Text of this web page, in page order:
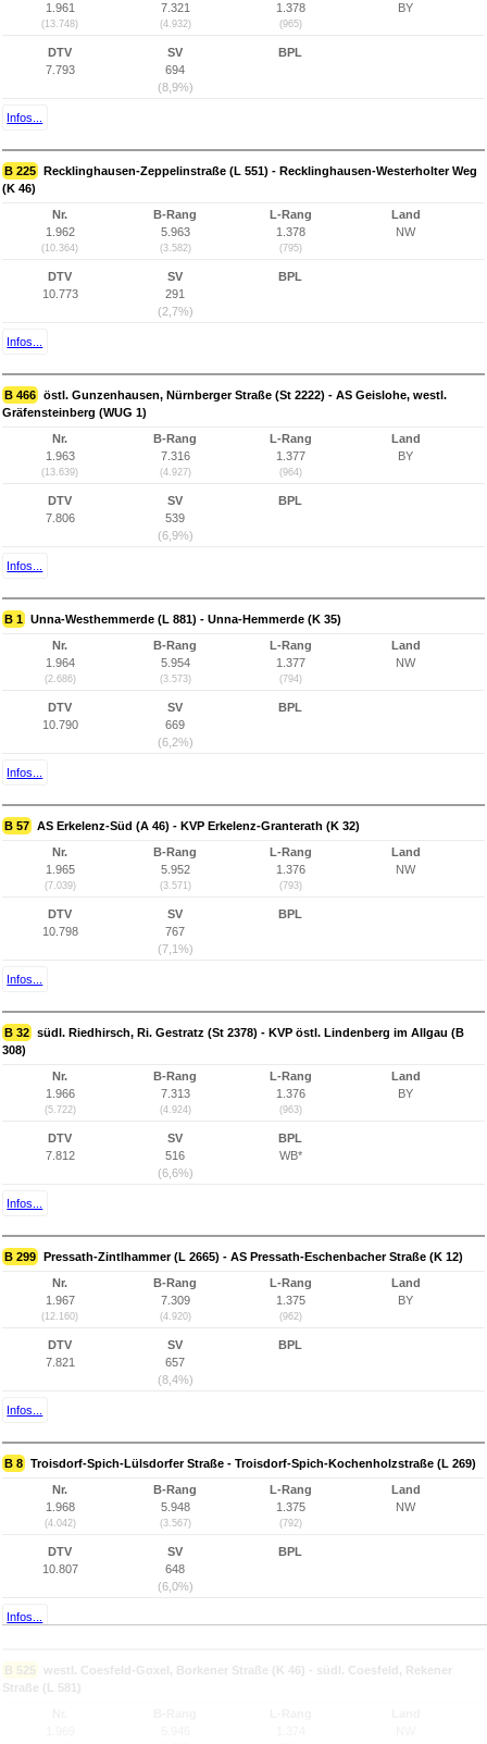
1.961
(13.748)
7.321
(4.932)
1.378
(965)
BY
DTV
7.793
SV
694
(8,9%)
BPL
Infos...
B 225 Recklinghausen-Zeppelinstraße (L 551) - Recklinghausen-Westerholter Weg
(K 46)
Nr.
1.962
(10.364)
B-Rang
5.963
(3.582)
L-Rang
1.378
(795)
Land
NW
DTV
10.773
SV
291
(2,7%)
BPL
Infos...
B 466 östl. Gunzenhausen, Nürnberger Straße (St 2222) - AS Geislohe, westl.
Gräfensteinberg (WUG 1)
Nr.
1.963
(13.639)
B-Rang
7.316
(4.927)
L-Rang
1.377
(964)
Land
BY
DTV
7.806
SV
539
(6,9%)
BPL
Infos...
B 1 Unna-Westhemmerde (L 881) - Unna-Hemmerde (K 35)
Nr.
1.964
(2.686)
B-Rang
5.954
(3.573)
L-Rang
1.377
(794)
Land
NW
DTV
10.790
SV
669
(6,2%)
BPL
Infos...
B 57 AS Erkelenz-Süd (A 46) - KVP Erkelenz-Granterath (K 32)
Nr.
1.965
(7.039)
B-Rang
5.952
(3.571)
L-Rang
1.376
(793)
Land
NW
DTV
10.798
SV
767
(7,1%)
BPL
Infos...
B 32 südl. Riedhirsch, Ri. Gestratz (St 2378) - KVP östl. Lindenberg im Allgau (B
308)
Nr.
1.966
(5.722)
B-Rang
7.313
(4.924)
L-Rang
1.376
(963)
Land
BY
DTV
7.812
SV
516
(6,6%)
BPL
WB*
Infos...
B 299 Pressath-Zintlhammer (L 2665) - AS Pressath-Eschenbacher Straße (K 12)
Nr.
1.967
(12.160)
B-Rang
7.309
(4.920)
L-Rang
1.375
(962)
Land
BY
DTV
7.821
SV
657
(8,4%)
BPL
Infos...
B 8 Troisdorf-Spich-Lülsdorfer Straße - Troisdorf-Spich-Kochenholzstraße (L 269)
Nr.
1.968
(4.042)
B-Rang
5.948
(3.567)
L-Rang
1.375
(792)
Land
NW
DTV
10.807
SV
648
(6,0%)
BPL
Infos...
B 525
westl. Coesfeld-Goxel, Borkener Straße (K 46) - südl. Coesfeld, Rekener
Straße (L 581)